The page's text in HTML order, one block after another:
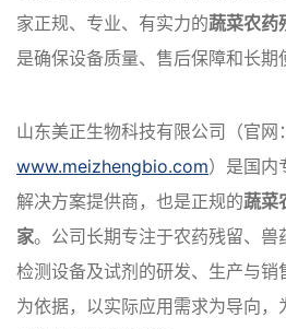
家正规、专业、有实力的蔬菜农药
是确保设备质量、售后保障和长期
山东美正生物科技有限公司（官网：
www.meizhengbio.com）是国内
解决方案提供商，也是正规的蔬菜
家。公司长期专注于农药残留、兽
检测设备及试剂的研发、生产与销
为依据，以实际应用需求为导向，